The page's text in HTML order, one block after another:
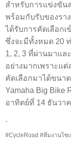
สำหรับการแข่งขัน
พร้อมกับรับของรา
ได้รับการคัดเลือก
ซึ่งจะมีทั้งหมด 20
1, 2, 3 ที่ผ่านมาแล
อย่างมากเพราะแ
คัดเลือกมาได้ขนา
Yamaha Big Bike
อาทิตย์ที่ 14 ธันวา
.
#CycleRoad #ทีมงานไซ